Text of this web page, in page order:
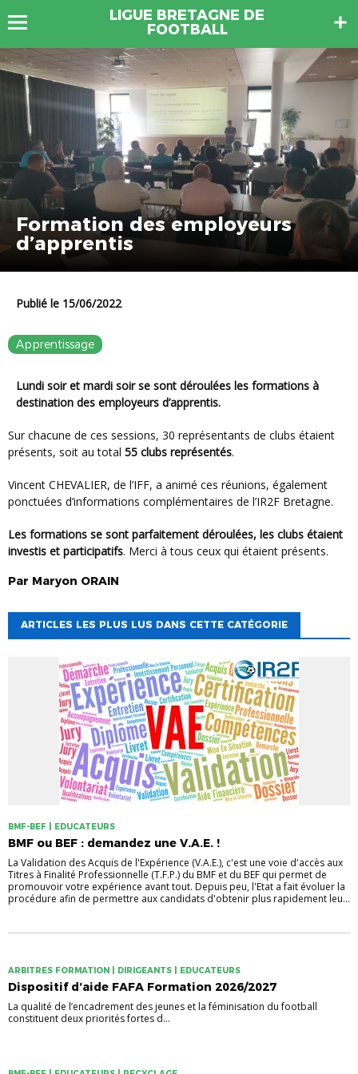
LIGUE BRETAGNE DE
FOOTBALL
Formation des employeurs
d’apprentis
Publié le 15/06/2022
Apprentissage
Lundi soir et mardi soir se sont déroulées les formations à
destination des employeurs d’apprentis.
Sur chacune de ces sessions, 30 représentants de clubs étaient
présents, soit au total 55 clubs représentés.
Vincent CHEVALIER, de l’IFF, a animé ces réunions, également
ponctuées d’informations complémentaires de l’IR2F Bretagne.
Les formations se sont parfaitement déroulées, les clubs étaient
investis et participatifs. Merci à tous ceux qui étaient présents.
Par Maryon ORAIN
ARTICLES LES PLUS LUS DANS CETTE CATÉGORIE
BMF-BEF | EDUCATEURS
BMF ou BEF : demandez une V.A.E. !
La Validation des Acquis de l'Expérience (V.A.E.), c'est une voie d'accès aux
Titres à Finalité Professionnelle (T.F.P.) du BMF et du BEF qui permet de
promouvoir votre expérience avant tout. Depuis peu, l'Etat a fait évoluer la
procédure afin de permettre aux candidats d'obtenir plus rapidement leu...
ARBITRES FORMATION | DIRIGEANTS | EDUCATEURS
Dispositif d’aide FAFA Formation 2026/2027
La qualité de l’encadrement des jeunes et la féminisation du football
constituent deux priorités fortes d...